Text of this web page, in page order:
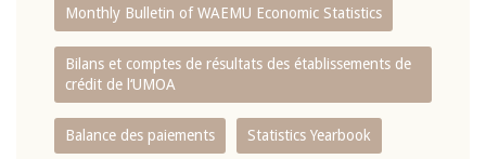
Monthly Bulletin of WAEMU Economic Statistics
Bilans et comptes de résultats des établissements de
crédit de l‘UMOA
Balance des paiements Statistics Yearbook